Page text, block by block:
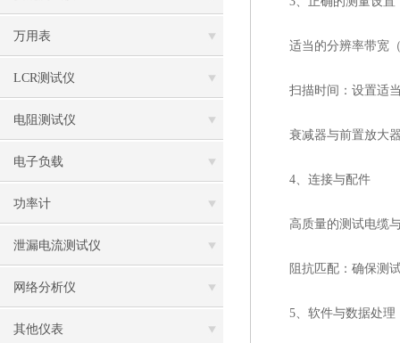
万用表
LCR测试仪
电阻测试仪
电子负载
功率计
泄漏电流测试仪
网络分析仪
其他仪表
适当的分辨率带宽（
扫描时间：设置适当
衰减器与前置放大器
4、连接与配件
高质量的测试电缆与
阻抗匹配：确保测试
5、软件与数据处理